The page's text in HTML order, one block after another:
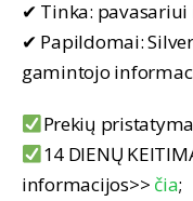
✔ Tinka: pavasariui
✔ Papildomai:
gamintojo
Prekių
14 DIENŲ
informacijos>> čia;